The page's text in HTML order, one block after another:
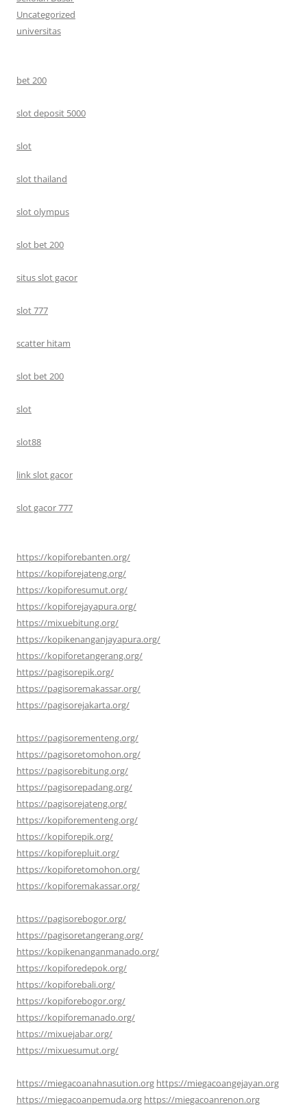
Uncategorized
universitas
bet 200
slot deposit 5000
slot
slot thailand
slot olympus
slot bet 200
situs slot gacor
slot 777
scatter hitam
slot bet 200
slot
slot88
link slot gacor
slot gacor 777
https://kopiforebanten.org/
https://kopiforejateng.org/
https://kopiforesumut.org/
https://kopiforejayapura.org/
https://mixuebitung.org/
https://kopikenanganjayapura.org/
https://kopiforetangerang.org/
https://pagisorepik.org/
https://pagisoremakassar.org/
https://pagisorejakarta.org/
https://pagisorementeng.org/
https://pagisoretomohon.org/
https://pagisorebitung.org/
https://pagisorepadang.org/
https://pagisorejateng.org/
https://kopiforementeng.org/
https://kopiforepik.org/
https://kopiforepluit.org/
https://kopiforetomohon.org/
https://kopiforemakassar.org/
https://pagisorebogor.org/
https://pagisoretangerang.org/
https://kopikenanganmanado.org/
https://kopiforedepok.org/
https://kopiforebali.org/
https://kopiforebogor.org/
https://kopiforemanado.org/
https://mixuejabar.org/
https://mixuesumut.org/
https://miegacoanahnasution.org https://miegacoangejayan.org
https://miegacoanpemuda.org https://miegacoanrenon.org